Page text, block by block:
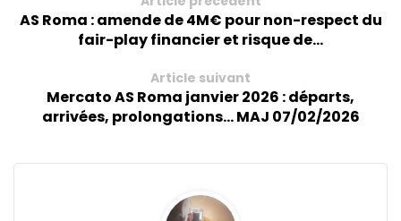
AS Roma : amende de 4M€ pour non-respect du
fair-play financier et risque de...
Article suivant
Mercato AS Roma janvier 2026 : départs,
arrivées, prolongations... MAJ 07/02/2026